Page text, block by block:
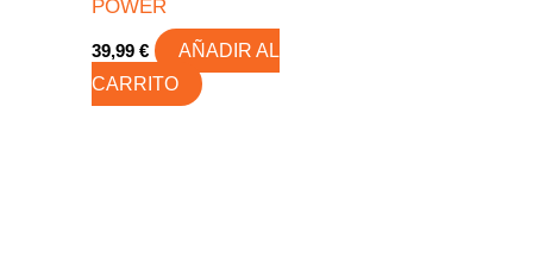
POWER
39,99€
AÑADIR AL
CARRITO